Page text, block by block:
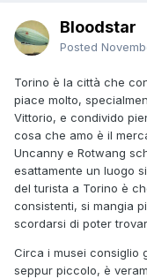
Bloodstar
Posted
Torino è la città che
piace molto,
Vittorio, e condivido
cosa che amo è il
Uncanny e Rotwang
esattamente un luogo
del turista a Torino è
consistenti, si mangia
scordarsi di poter
Circa i musei consiglio
seppur piccolo, è